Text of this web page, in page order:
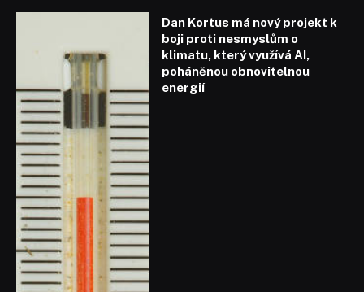
Dan Kortus má nový projekt k
boji proti nesmyslům o
klimatu, který využívá AI,
poháněnou obnovitelnou
energií